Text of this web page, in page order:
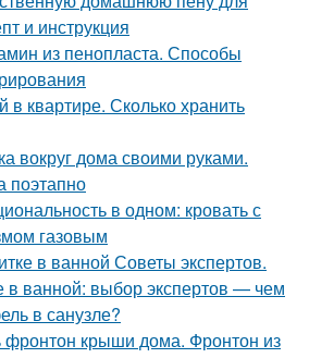
и инструкция
из пенопласта. Способы
квартире. Сколько хранить
вокруг дома своими руками.
поэтапно
в одном: кровать с
газовым
в ванной Советы экспертов.
в ванной: выбор экспертов — чем
в санузле?
фронтон крыши дома. Фронтон из